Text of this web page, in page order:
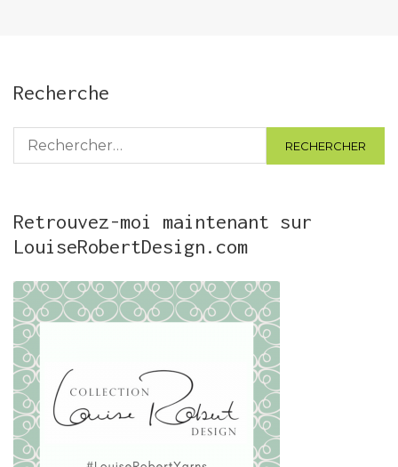
Recherche
Rechercher :
Retrouvez-moi maintenant sur
LouiseRobertDesign.com